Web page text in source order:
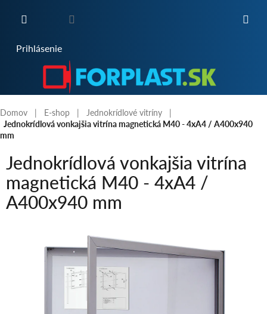
Prihlásenie
Domov E-shop
Jednokrídlové vitríny
Jednokrídlová vonkajšia vitrína magnetická M40 - 4xA4 / A400x940
mm
Jednokrídlová vonkajšia vitrína
magnetická M40 - 4xA4 /
A400x940 mm